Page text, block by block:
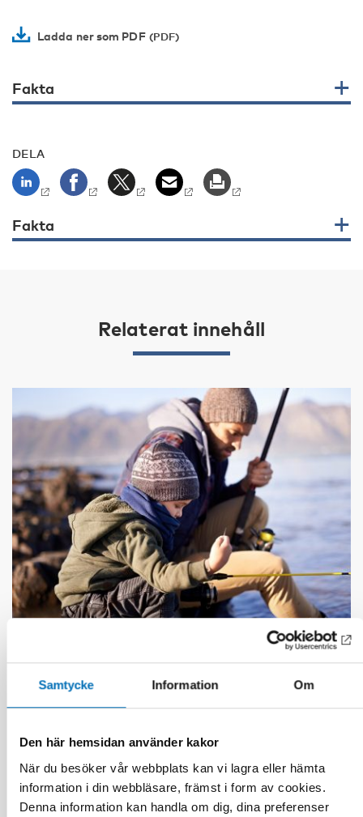
Samtycke Information Om
Den här hemsidan använder kakor
När du besöker vår webbplats kan vi lagra eller hämta
information i din webbläsare, främst i form av cookies.
Denna information kan handla om dig, dina preferenser
Ladda ner som PDF
Fakta
DELA
Fakta
Relaterat innehåll
Tactile transition – experiences shared by
persons with acquired deafblindness